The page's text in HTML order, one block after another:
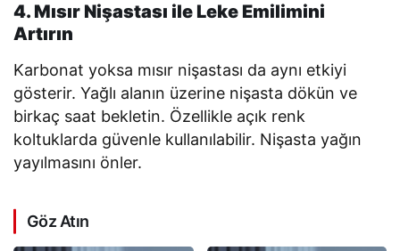
4. Mısır Nişastası ile Leke Emilimini
Artırın
Karbonat yoksa mısır nişastası da aynı etkiyi
gösterir. Yağlı alanın üzerine nişasta dökün ve
birkaç saat bekletin. Özellikle açık renk
koltuklarda güvenle kullanılabilir. Nişasta yağın
yayılmasını önler.
Göz Atın